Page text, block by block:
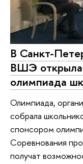
В Санкт-
ВШЭ
олимпиада
Олимпиада,
собрала
спонсором
Соревнования
получат